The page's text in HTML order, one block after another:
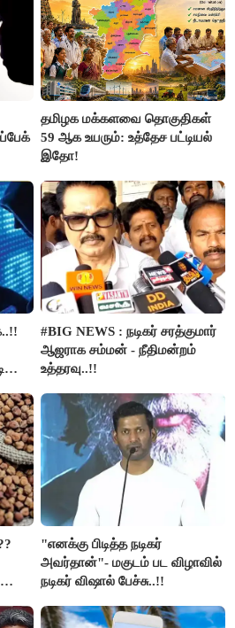
தமிழக மக்களவை தொகுதிகள்
59 ஆக உயரும்: உத்தேச பட்டியல்
இதோ!
#BIG NEWS : நடிகர் சரத்குமார்
ஆஜராக சம்மன் - நீதிமன்றம்
உத்தரவு..!!
"எனக்கு பிடித்த நடிகர்
அவர்தான்"- மகுடம் பட விழாவில்
நடிகர் விஷால் பேச்சு..!!